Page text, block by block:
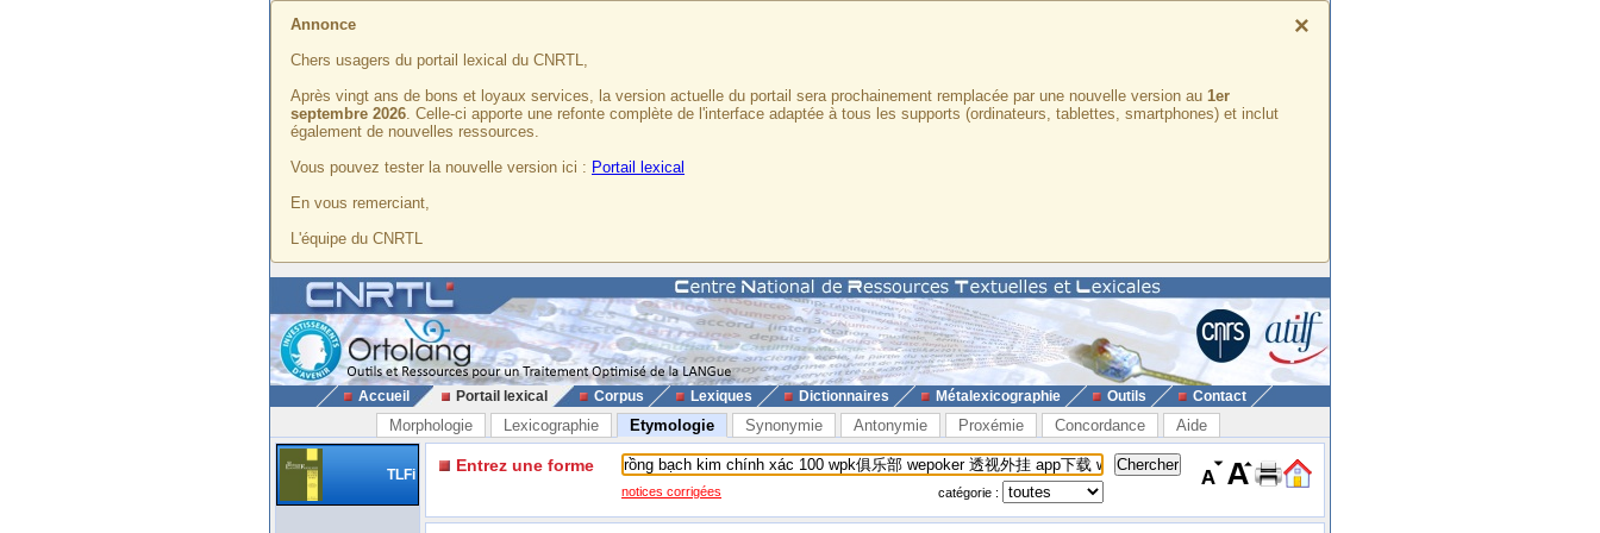
×
Annonce
Chers usagers du portail lexical du CNRTL,
Après vingt ans de bons et loyaux services, la version actuelle du portail sera prochainement remplacée par une nouvelle version au 1er
septembre 2026. Celle-ci apporte une refonte complète de l'interface adaptée à tous les supports (ordinateurs, tablettes, smartphones) et inclut
également de nouvelles ressources.
Vous pouvez tester la nouvelle version ici : Portail lexical
En vous remerciant,
L'équipe du CNRTL
Accueil Portail lexical Corpus Lexiques Dictionnaires Métalexicographie Outils Contact
Morphologie Lexicographie Etymologie Synonymie Antonymie Proxémie Concordance Aide
TLFi Entrez une forme
notices corrigées catégorie :